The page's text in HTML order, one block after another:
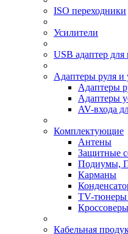
ISO переходники
Усилители
USB адаптер
Адаптеры руля и
Адаптеры
Адаптеры
AV-входа
Комплектующие
Антены
Защитные
Подиумы,
Карманы
TV-
Кроссоверы
Кабельная